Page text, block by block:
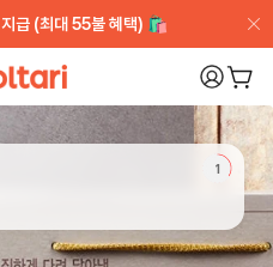
급 (최대 55불 혜택) 🛍️
리액세스 ➡️ 무료체험
급 (최대 55불 혜택) 🛍️
리액세스 ➡️ 무료체험
My
장